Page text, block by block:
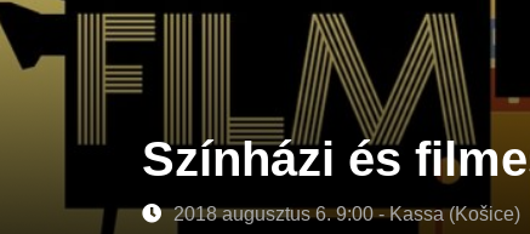
Színházi és
2018 augusztus 6. 9:00 - Kassa (Košice)